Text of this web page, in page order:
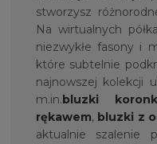
stworzysz
Na wirtualnych
niezwykłe fasony i
które subtelnie
najnowszej kolekcji
m.in. bluzki
rękawem, bluzki z
aktualnie szalenie